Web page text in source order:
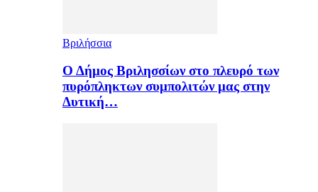
Βριλήσσια
Ο Δήμος Βριλησσίων στο πλευρό των
πυρόπληκτων συμπολιτών μας στην
Δυτική…